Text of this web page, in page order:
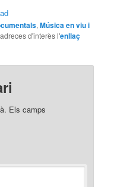
,Música en viu i
d'interès l'enllaç
Els camps